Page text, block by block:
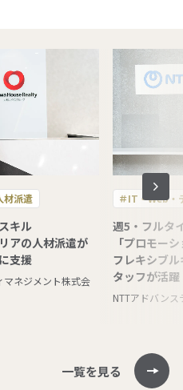
材派遣
キル
アの人材派遣が
支援
マネジメント株式会
＃IT・Web・
週5・フルタ
「プロモー
フレキシブ
タッフが活躍
NTTアドバンス
一覧を見る